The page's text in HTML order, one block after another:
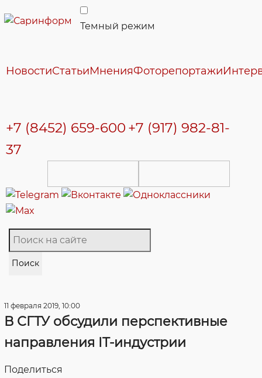
Темный режим
НовостиСтатьиМненияФоторепортажи
+7 (8452) 659-600 +7 (917) 982-81-
37
Поиск
11 февраля 2019, 10:00
В СГТУ обсудили перспективные
направления IT-индустрии
Поделиться